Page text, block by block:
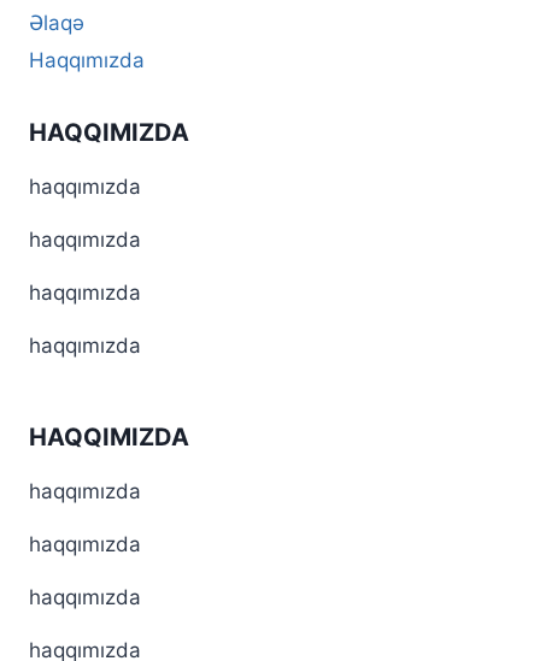
Əlaqə
Haqqımızda
HAQQIMIZDA
haqqımızda
haqqımızda
haqqımızda
haqqımızda
HAQQIMIZDA
haqqımızda
haqqımızda
haqqımızda
haqqımızda